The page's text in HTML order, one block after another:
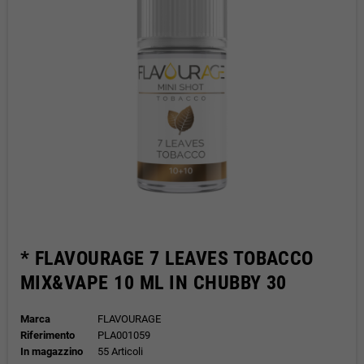
* FLAVOURAGE 7 LEAVES TOBACCO
MIX&VAPE 10 ML IN CHUBBY 30
Marca
FLAVOURAGE
Riferimento
PLA001059
In magazzino
55 Articoli